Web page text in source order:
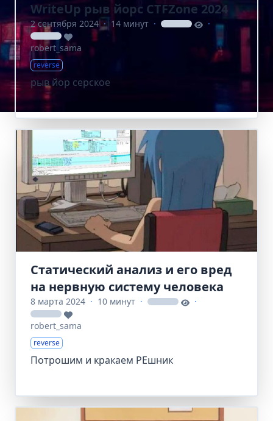
WriteUp рыв йорс CTFZone 2024
2 сентября 2024 · 14 минут · loading
·
loading
robert_sama
reverse
рыв йор серское
Статический анализ и его вред
на нервную систему человека
8 марта 2024 · 10 минут · loading
·
loading
robert_sama
reverse
Потрошим и кракаем PEшник